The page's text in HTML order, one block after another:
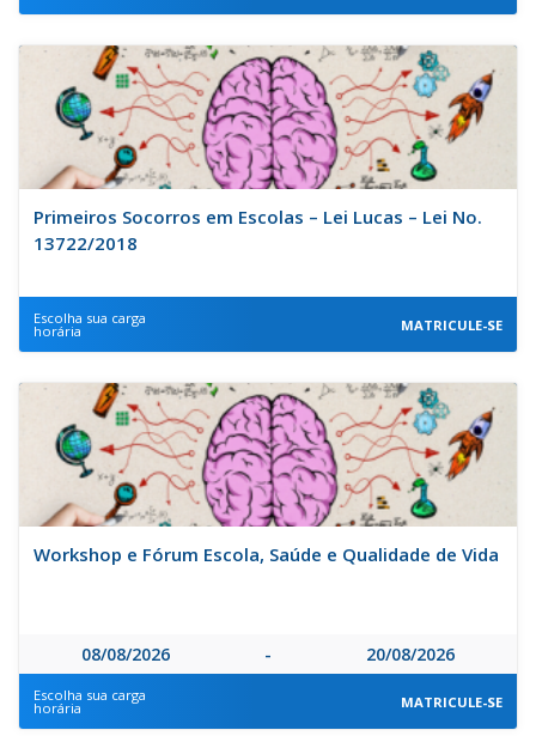
Primeiros Socorros em Escolas – Lei Lucas – Lei No.
13722/2018
Escolha sua carga
horária MATRICULE-SE
Workshop e Fórum Escola, Saúde e Qualidade de Vida
08/08/2026 - 20/08/2026
Escolha sua carga
horária MATRICULE-SE